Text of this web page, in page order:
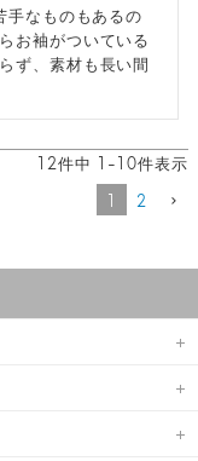
手なものもあるの
お袖がついている
ず、素材も長い間
12件中 1 -10件表示
1
2